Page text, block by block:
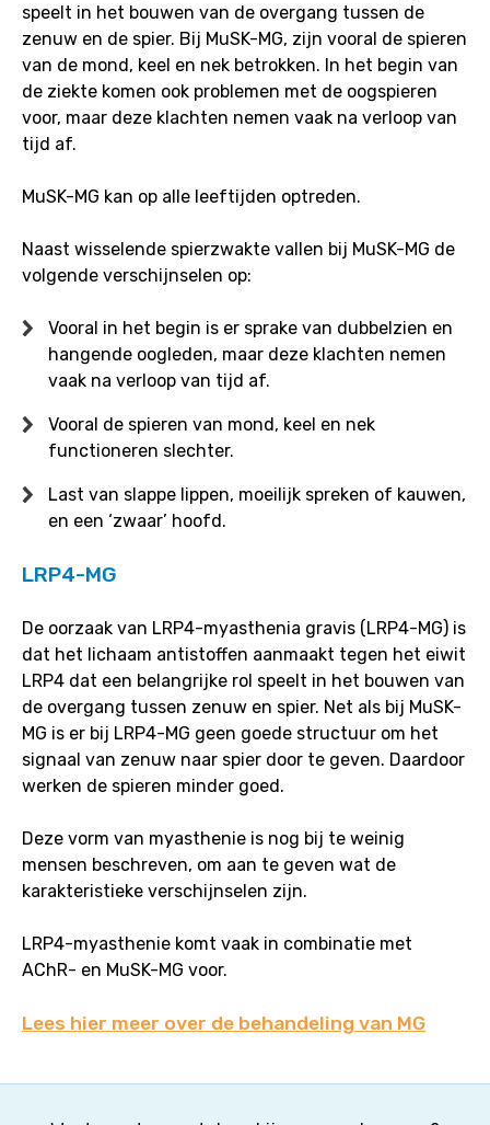
speelt in het bouwen van de overgang tussen de
zenuw en de spier. Bij MuSK-MG, zijn vooral de spieren
van de mond, keel en nek betrokken. In het begin van
de ziekte komen ook problemen met de oogspieren
voor, maar deze klachten nemen vaak na verloop van
tijd af.
MuSK-MG kan op alle leeftijden optreden.
Naast wisselende spierzwakte vallen bij MuSK-MG de
volgende verschijnselen op:
Vooral in het begin is er sprake van dubbelzien en
hangende oogleden, maar deze klachten nemen
vaak na verloop van tijd af.
Vooral de spieren van mond, keel en nek
functioneren slechter.
Last van slappe lippen, moeilijk spreken of kauwen,
en een ‘zwaar’ hoofd.
LRP4-MG
De oorzaak van LRP4-myasthenia gravis (LRP4-MG) is
dat het lichaam antistoffen aanmaakt tegen het eiwit
LRP4 dat een belangrijke rol speelt in het bouwen van
de overgang tussen zenuw en spier. Net als bij MuSK-
MG is er bij LRP4-MG geen goede structuur om het
signaal van zenuw naar spier door te geven. Daardoor
werken de spieren minder goed.
Deze vorm van myasthenie is nog bij te weinig
mensen beschreven, om aan te geven wat de
karakteristieke verschijnselen zijn.
LRP4-myasthenie komt vaak in combinatie met
AChR- en MuSK-MG voor.
Lees hier meer over de behandeling van MG